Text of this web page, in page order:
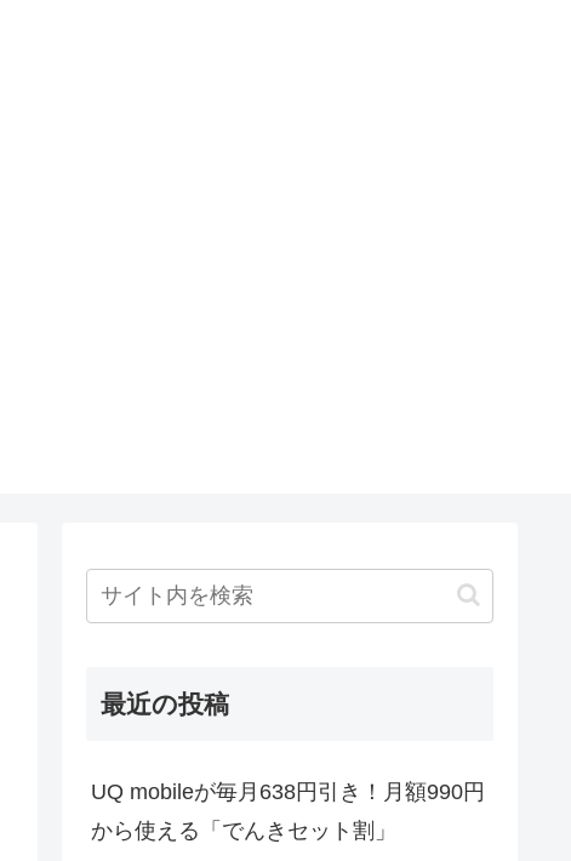
最近の投稿
UQ mobileが毎月638円引き！月額990円
から使える「でんきセット割」